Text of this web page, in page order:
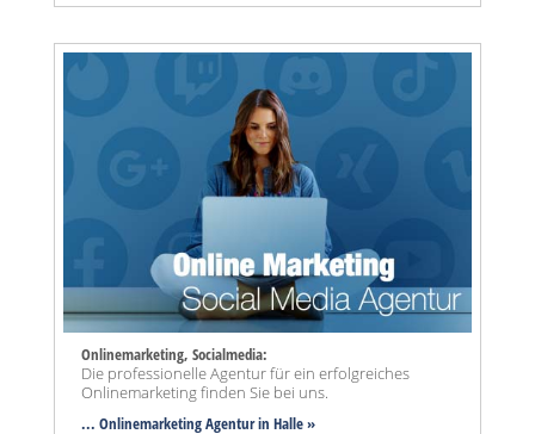
Onlinemarketing, Socialmedia:
Die professionelle Agentur für ein erfolgreiches
Onlinemarketing finden Sie bei uns.
... Onlinemarketing Agentur in Halle »